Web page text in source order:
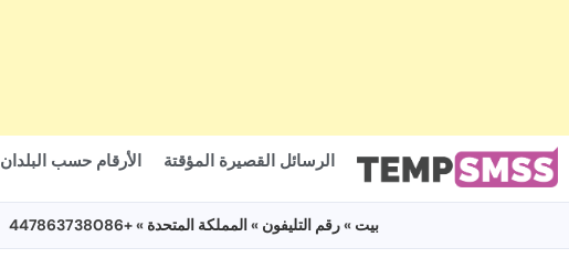
الرسائل القصيرة المؤقتة الأرقام حسب البلدان
بيت »رقم التليفون » المملكة المتحدة » +447863738086